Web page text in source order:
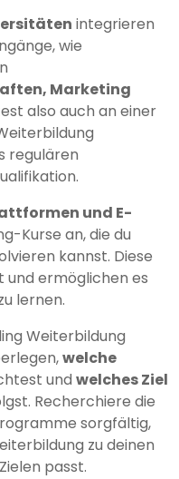
integrieren
wie
Marketing
also auch an einer
regulären
und E-
Kurse an, die du
kannst. Diese
und ermöglichen es
lernen.
Weiterbildung
welche
und welches Ziel
Recherchiere die
sorgfältig,
zu deinen
passt.